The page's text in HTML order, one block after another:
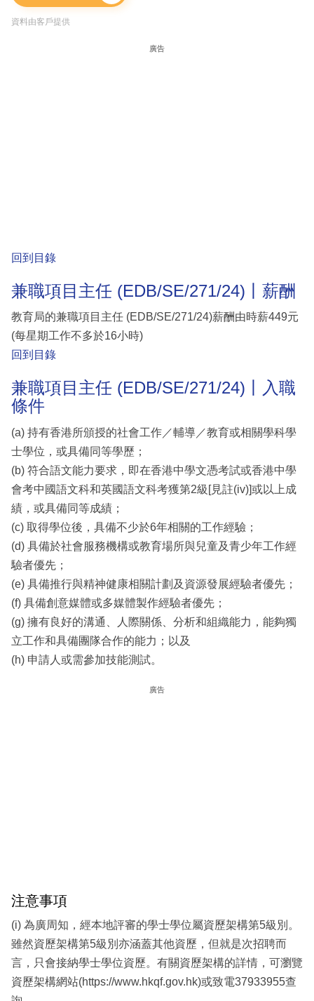
資料由客戶提供
廣告
回到目錄
兼職項目主任 (EDB/SE/271/24)丨薪酬
教育局的兼職項目主任 (EDB/SE/271/24)薪酬由時薪449元
(每星期工作不多於16小時)
回到目錄
兼職項目主任 (EDB/SE/271/24)丨入職
條件
(a) 持有香港所頒授的社會工作／輔導／教育或相關學科學
士學位，或具備同等學歷；
(b) 符合語文能力要求，即在香港中學文憑考試或香港中學
會考中國語文科和英國語文科考獲第2級[見註(iv)]或以上成
績，或具備同等成績；
(c) 取得學位後，具備不少於6年相關的工作經驗；
(d) 具備於社會服務機構或教育場所與兒童及青少年工作經
驗者優先；
(e) 具備推行與精神健康相關計劃及資源發展經驗者優先；
(f) 具備創意媒體或多媒體製作經驗者優先；
(g) 擁有良好的溝通、人際關係、分析和組織能力，能夠獨
立工作和具備團隊合作的能力；以及
(h) 申請人或需參加技能測試。
廣告
注意事項
(i) 為廣周知，經本地評審的學士學位屬資歷架構第5級別。
雖然資歷架構第5級別亦涵蓋其他資歷，但就是次招聘而
言，只會接納學士學位資歷。有關資歷架構的詳情，可瀏覽
資歷架構網站(https://www.hkqf.gov.hk)或致電37933955查